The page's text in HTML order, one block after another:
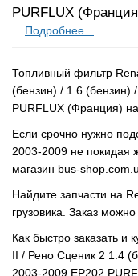
PURFLUX
Подробнее...
Топливный фильтр
(бензин) / 1.6 (бензин)
PURFLUX (Франция)
Если срочно нужно
2003-2009 не покидая
магазин bus-
Найдите запчасти на
грузовика. Заказ
Как быстро заказать и
II / Рено Сценик 2 1.4
2003-2009 EP202